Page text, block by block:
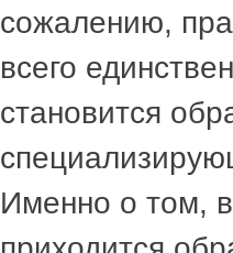
сожалению,
всего
становится
Именно о том,